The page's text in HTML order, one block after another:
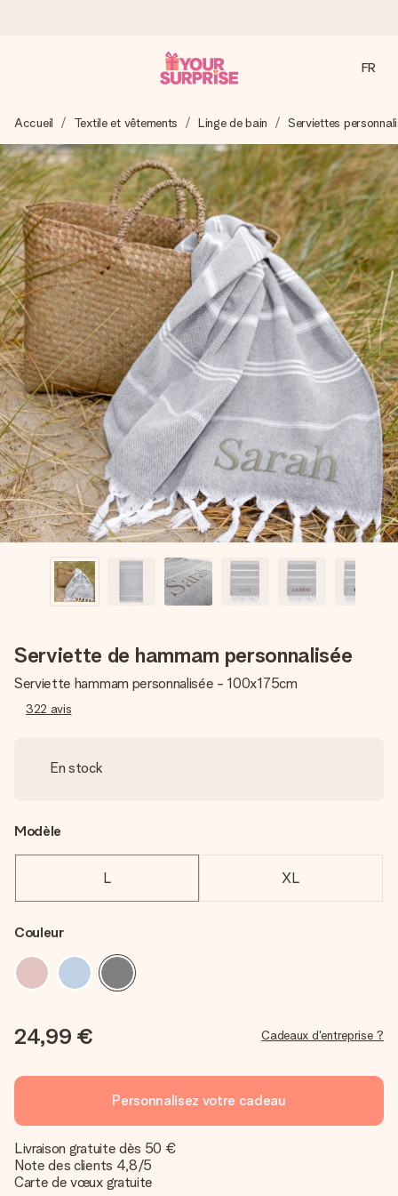
Nous préparons votre cadeau avec attention et l’envoyons
en un éclair – pour que vous puissiez l’offrir au bon moment,
quand cela compte le plus.
4,9 (sur la base de +15 000 avis)
Nos cadeaux sont appréciés. Les clients nous attribuent
une note de 4,9 sur Google Reviews (total de tous les
pays où nous sommes présents).
Carte de vœux gratuite
Créez quelque chose d’unique en quelques étapes – avec
son prénom, votre photo ou un message qui touche le cœur.
Sans complications, juste tout l’amour pour le moment idéal.
FR
Accueil Textile et vêtements Linge de bain Serviettes
Serviette de hammam personnalisée
Serviette hammam personnalisée - 100x175cm
322 avis
En stock
Modèle
L XL
Couleur
24,99 € Cadeaux d'entreprise ?
Personnalisez votre cadeau
Livraison gratuite dès 50 €
Note des clients 4,8/5
Carte de vœux gratuite